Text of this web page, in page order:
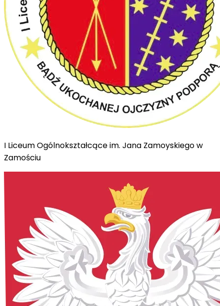
I Liceum Ogólnokształcące im. Jana Zamoyskiego w
Zamościu